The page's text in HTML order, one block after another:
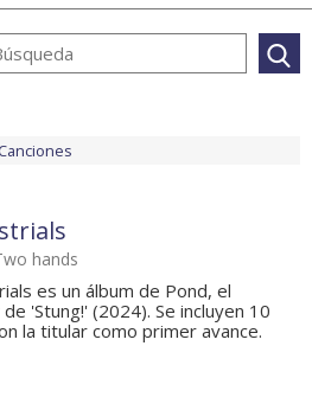
hands
es un álbum de Pond, el
'Stung!' (2024). Se incluyen 10
la titular como primer avance.